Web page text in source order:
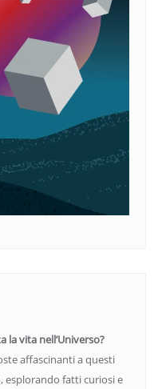
la vita nell’Universo?
affascinanti a questi
esplorando fatti curiosi e